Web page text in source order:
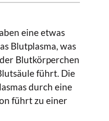
eine etwas
Blutplasma, was
Blutkörperchen
führt. Die
durch eine
führt zu einer